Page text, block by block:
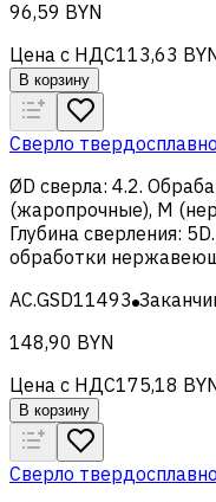
96,59 BYN
Цена с НДС113,63
В корзину
Сверло
ØD сверла: 4.2.
(жаропрочные), M
Глубина сверления: 5D.
обработки
AC.GSD11493
148,90 BYN
Цена с НДС175,18
В корзину
Сверло